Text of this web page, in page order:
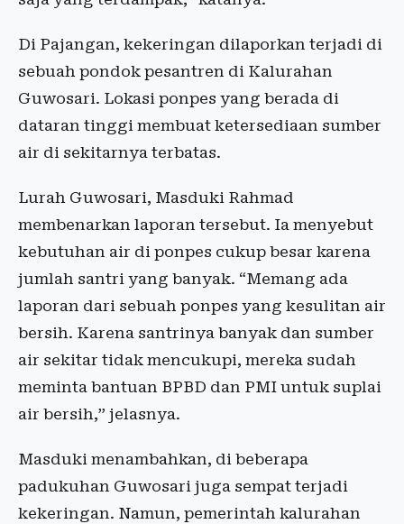
Di Pajangan, kekeringan dilaporkan terjadi di
sebuah pondok pesantren di Kalurahan
Guwosari. Lokasi ponpes yang berada di
dataran tinggi membuat ketersediaan sumber
air di sekitarnya terbatas.
Lurah Guwosari, Masduki Rahmad
membenarkan laporan tersebut. Ia menyebut
kebutuhan air di ponpes cukup besar karena
jumlah santri yang banyak. “Memang ada
laporan dari sebuah ponpes yang kesulitan air
bersih. Karena santrinya banyak dan sumber
air sekitar tidak mencukupi, mereka sudah
meminta bantuan BPBD dan PMI untuk suplai
air bersih,” jelasnya.
Masduki menambahkan, di beberapa
padukuhan Guwosari juga sempat terjadi
kekeringan. Namun, pemerintah kalurahan